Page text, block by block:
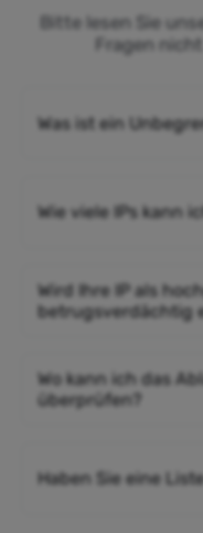
Bitte lesen Sie
Fragen
Was ist ein
Wie viele IPs kann
Wird Ihre IP als
betrugsverdächtig
Wo kann ich das
überprüfen?
Haben Sie eine